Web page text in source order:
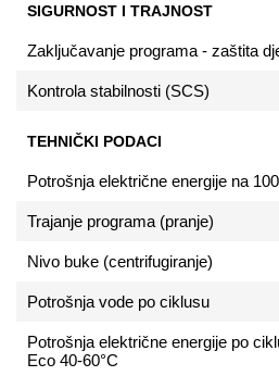
SIGURNOST I TRAJNOST
Zaključavanje programa - zaštita
Kontrola stabilnosti (SCS)
TEHNIČKI PODACI
Potrošnja električne energije na
Trajanje programa (pranje)
Nivo buke (centrifugiranje)
Potrošnja vode po ciklusu
Potrošnja električne energije po
Eco 40-60°C